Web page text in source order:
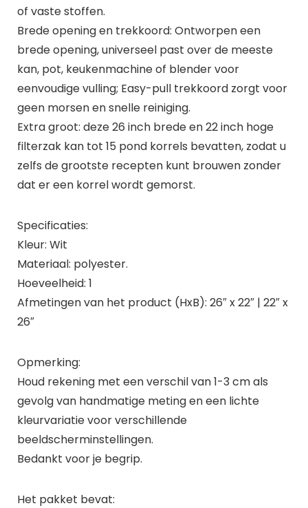
of vaste stoffen.
Brede opening en trekkoord: Ontworpen een
brede opening, universeel past over de meeste
kan, pot, keukenmachine of blender voor
eenvoudige vulling; Easy-pull trekkoord zorgt voor
geen morsen en snelle reiniging.
Extra groot: deze 26 inch brede en 22 inch hoge
filterzak kan tot 15 pond korrels bevatten, zodat u
zelfs de grootste recepten kunt brouwen zonder
dat er een korrel wordt gemorst.
Specificaties:
Kleur: Wit
Materiaal: polyester.
Hoeveelheid: 1
Afmetingen van het product (HxB): 26″ x 22″ | 22″ x
26″
Opmerking:
Houd rekening met een verschil van 1-3 cm als
gevolg van handmatige meting en een lichte
kleurvariatie voor verschillende
beeldscherminstellingen.
Bedankt voor je begrip.
Het pakket bevat: